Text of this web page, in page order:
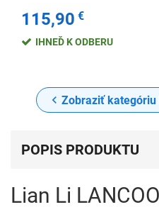
čierna
115,90 €
IHNEĎ K ODBERU
Zobraziť
POPIS PRODUKTU
Lian Li